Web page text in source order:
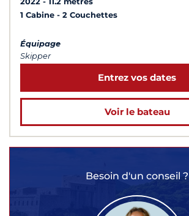
1 Cabine
2 Couchettes
Équipage
Skipper
Entrez vos dates
Voir le bateau
Besoin d'un conseil ?